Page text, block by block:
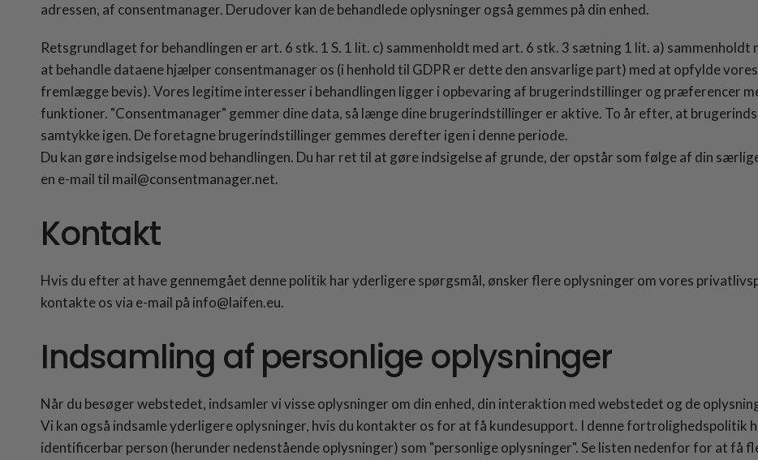
adressen, af consentmanager. Derudover kan de behandlede oplysninger også gemmes på din enhed.
Retsgrundlaget for behandlingen er art. 6 stk. 1 S. 1 lit. c) sammenholdt med art. 6 stk. 3 sætning 1 lit. a)
at behandle dataene hjælper consentmanager os (i henhold til GDPR er dette den ansvarlige part) med at opfylde
fremlægge bevis). Vores legitime interesser i behandlingen ligger i opbevaring af brugerindstillinger og præferencer
funktioner. "Consentmanager" gemmer dine data, så længe dine brugerindstillinger er aktive. To år efter, at
samtykke igen. De foretagne brugerindstillinger gemmes derefter igen i denne periode.
Du kan gøre indsigelse mod behandlingen. Du har ret til at gøre indsigelse af grunde, der opstår som følge af din
en e-mail til mail@consentmanager.net.
Kontakt
Hvis du efter at have gennemgået denne politik har yderligere spørgsmål, ønsker flere oplysninger om vores
kontakte os via e-mail på info@laifen.eu.
Indsamling af personlige oplysninger
Når du besøger webstedet, indsamler vi visse oplysninger om din enhed, din interaktion med webstedet og de
Vi kan også indsamle yderligere oplysninger, hvis du kontakter os for at få kundesupport. I denne fortrolighedspolitik
identificerbar person (herunder nedenstående oplysninger) som "personlige oplysninger". Se listen nedenfor for at få